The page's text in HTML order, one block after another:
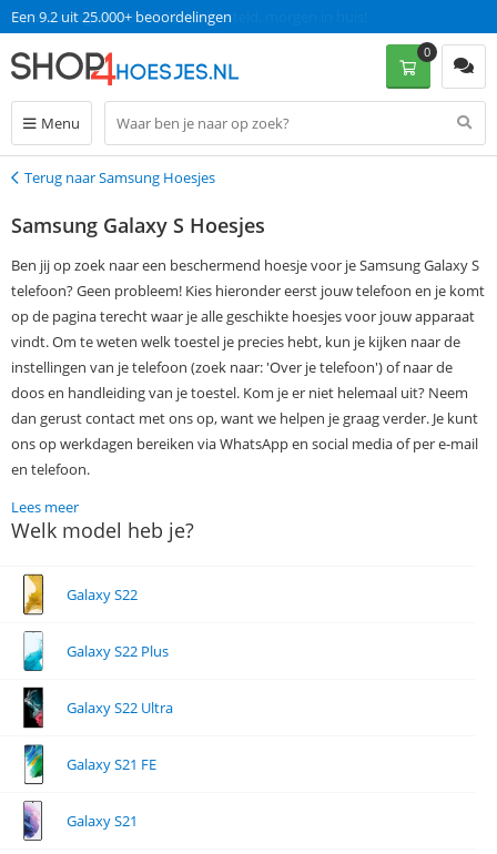
Op werkdagen voor 13:00 uur besteld, morgen in huis!
Menu
0
Terug
Terug naar Samsung Hoesjes
Samsung Galaxy S Hoesjes
Ben jij op zoek naar een beschermend hoesje voor je Samsung Galaxy S
telefoon? Geen probleem! Kies hieronder eerst jouw telefoon en je komt
op de pagina terecht waar je alle geschikte hoesjes voor jouw apparaat
vindt. Om te weten welk toestel je precies hebt, kun je kijken naar de
instellingen van je telefoon (zoek naar: 'Over je telefoon') of naar de
doos en handleiding van je toestel. Kom je er niet helemaal uit? Neem
dan gerust contact met ons op, want we helpen je graag verder. Je kunt
ons op werkdagen bereiken via WhatsApp en social media of per e-mail
en telefoon.
Lees meer
Welk model heb je?
Galaxy S22
Galaxy S22 Plus
Galaxy S22 Ultra
Galaxy S21 FE
Galaxy S21